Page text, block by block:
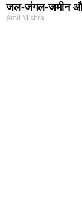
जल-जंगल-जमीन
Amit Mishra